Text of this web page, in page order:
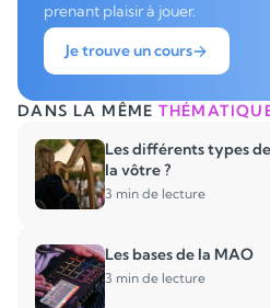
prenant plaisir à jouer.
Je trouve un cours
DANS LA MÊME
Les différents types
la vôtre ?
3 min de lecture
Les bases de la MAO
3 min de lecture